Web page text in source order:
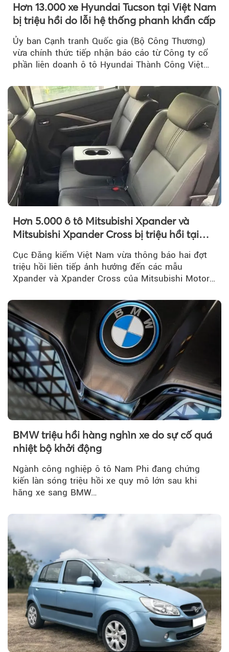
Hơn 13.000 xe Hyundai Tucson tại Việt Nam
bị triệu hồi do lỗi hệ thống phanh khẩn cấp
Ủy ban Cạnh tranh Quốc gia (Bộ Công Thương)
vừa chính thức tiếp nhận báo cáo từ Công ty cổ
phần liên doanh ô tô Hyundai Thành Công Việt
Hơn 5.000 ô tô Mitsubishi Xpander và
Mitsubishi Xpander Cross bị triệu hồi tại
Cục Đăng kiểm Việt Nam vừa thông báo hai đợt
triệu hồi liên tiếp ảnh hưởng đến các mẫu
Xpander và Xpander Cross của Mitsubishi Motor
BMW triệu hồi hàng nghìn xe do sự cố quá
nhiệt bộ khởi động
Ngành công nghiệp ô tô Nam Phi đang chứng
kiến làn sóng triệu hồi xe quy mô lớn sau khi
hãng xe sang BMW…